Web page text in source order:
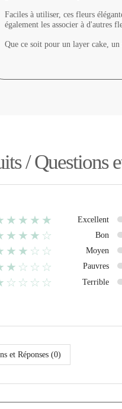
Faciles à utiliser, ces fleurs
également les associer à d'autres
Que ce soit pour un layer cake,
/ Questions
Excellent
Bon
Moyen
Pauvres
Terrible
et Réponses (0)